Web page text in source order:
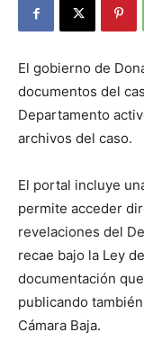
El gobierno de
documentos del
Departamento
archivos del caso.
El portal incluye
permite acceder
revelaciones del
recae bajo la Ley
documentación
publicando
Cámara Baja.